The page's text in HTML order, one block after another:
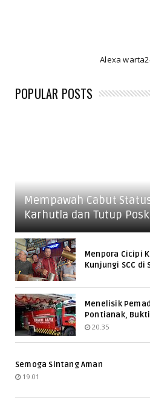
Alexa
POPULAR POSTS
Mempawah Cabut
Karhutla dan Tutup
Menpora Cicipi
Kunjungi SCC di
Menelisik
Pontianak, Bukti
20.35
Semoga Sintang Aman
19.01